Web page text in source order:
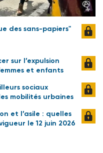
des sans-papiers"
sur l’expulsion
et enfants
sociaux
mobilités urbaines
et l’asile : quelles
le 12 juin 2026